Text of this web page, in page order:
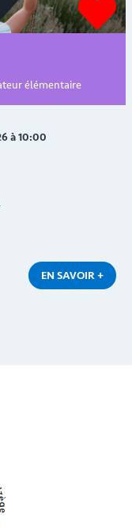
élémentaire
à 10:00
EN SAVOIR +